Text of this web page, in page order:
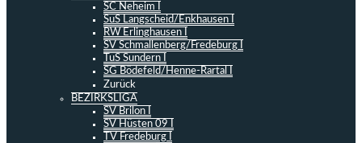
SC Neheim I
SuS Langscheid/Enkhausen I
RW Erlinghausen I
SV Schmallenberg/Fredeburg I
TuS Sundern I
SG Bödefeld/Henne-Rartal I
Zurück
BEZIRKSLIGA
SV Brilon I
SV Hüsten 09 I
TV Fredeburg I